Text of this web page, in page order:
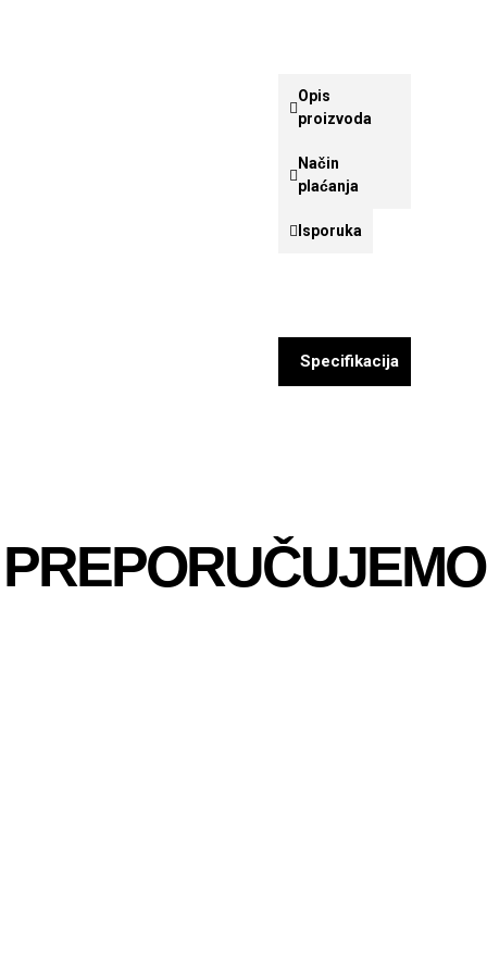
Opis
proizvoda
Način
plaćanja
Isporuka
Specifikacija
PREPORUČUJEMO